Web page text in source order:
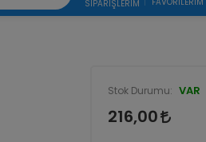
SIPARIŞLERIM FAVORILERIM
Stok Durumu: VAR
216,00